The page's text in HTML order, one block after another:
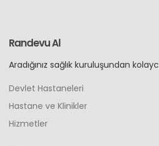
Hastane ve Klinikler
Hizmetler
Bilgi
Hakkımızda